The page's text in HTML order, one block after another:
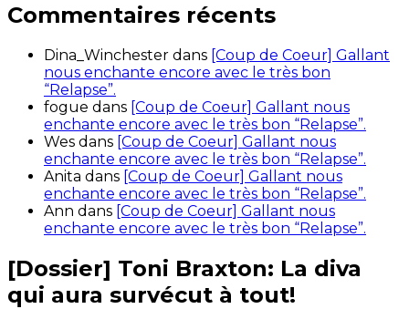
Commentaires récents
Dina_Winchester dans [Coup de Coeur] Gallant
nous enchante encore avec le très bon
“Relapse”.
fogue dans [Coup de Coeur] Gallant nous
enchante encore avec le très bon “Relapse”.
Wes dans [Coup de Coeur] Gallant nous
enchante encore avec le très bon “Relapse”.
Anita dans [Coup de Coeur] Gallant nous
enchante encore avec le très bon “Relapse”.
Ann dans [Coup de Coeur] Gallant nous
enchante encore avec le très bon “Relapse”.
[Dossier] Toni Braxton: La diva
qui aura survécut à tout!